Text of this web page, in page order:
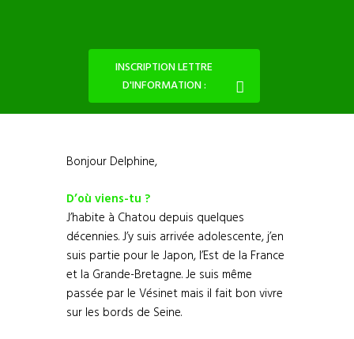
INSCRIPTION LETTRE
D'INFORMATION :
Bonjour Delphine,
D’où viens-tu ?
J’habite à Chatou depuis quelques
décennies. J’y suis arrivée adolescente, j’en
suis partie pour le Japon, l’Est de la France
et la Grande-Bretagne. Je suis même
passée par le Vésinet mais il fait bon vivre
sur les bords de Seine.